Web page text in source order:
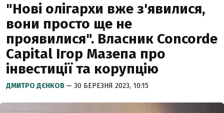
"Нові олігархи вже з'явилися,
вони просто ще не
проявилися". Власник Concorde
Capital Ігор Мазепа про
інвестиції та корупцію
ДМИТРО ДЄНКОВ — 30 БЕРЕЗНЯ 2023, 10:15